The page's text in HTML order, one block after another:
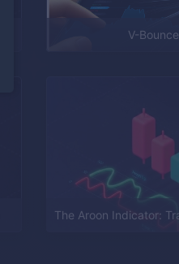
V-
The Aroon Indicator: